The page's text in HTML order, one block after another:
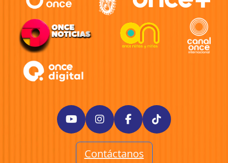
Contáctanos